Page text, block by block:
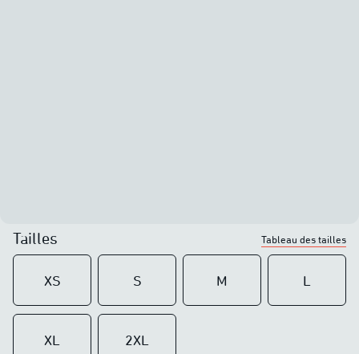
Tailles Tableau des tailles
XS S M L
XL 2XL